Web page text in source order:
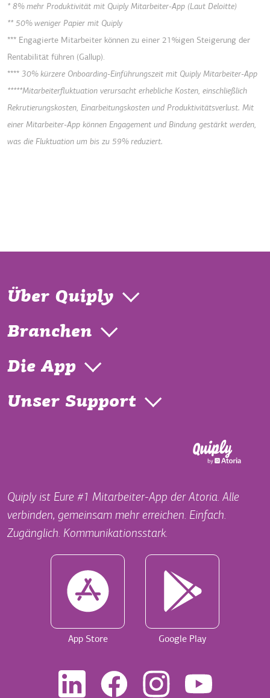
* 8% mehr Produktivität mit Quiply Mitarbeiter-App (Laut Deloitte)
** 50% weniger Papier mit Quiply
*** Engagierte Mitarbeiter können zu einer 21%igen Steigerung der
Rentabilität führen (Gallup).
**** 30% kürzere Onboarding-Einführungszeit mit Quiply Mitarbeiter-App
*****Mitarbeiterfluktuation verursacht erhebliche Kosten, einschließlich
Rekrutierungskosten, Einarbeitungskosten und Produktivitätsverlust. Mit
einer Mitarbeiter-App können Engagement und Bindung gestärkt werden,
was die Fluktuation um bis zu 59% reduziert.
Über Quiply
Branchen
Die App
Unser Support
Quiply ist Eure #1 Mitarbeiter-App der Atoria. Alle
verbinden, gemeinsam mehr erreichen. Einfach.
Zugänglich. Kommunikationsstark.
App Store Google Play